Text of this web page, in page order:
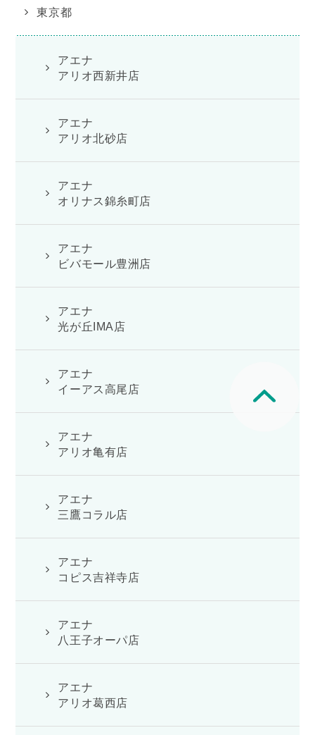
東京都
アエナ
アリオ西新井店
アエナ
アリオ北砂店
アエナ
オリナス錦糸町店
アエナ
ビバモール豊洲店
アエナ
光が丘IMA店
アエナ
イーアス高尾店
アエナ
アリオ亀有店
アエナ
三鷹コラル店
アエナ
コピス吉祥寺店
アエナ
八王子オーパ店
アエナ
アリオ葛西店